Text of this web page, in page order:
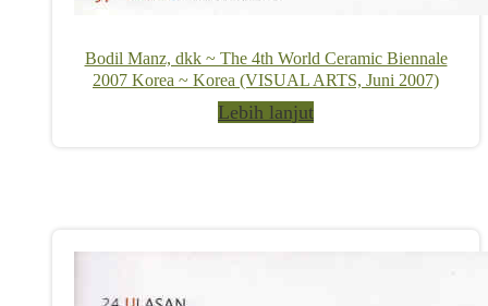
Bodil Manz, dkk ~ The 4th World Ceramic Biennale
2007 Korea ~ Korea (VISUAL ARTS, Juni 2007)
Lebih lanjut